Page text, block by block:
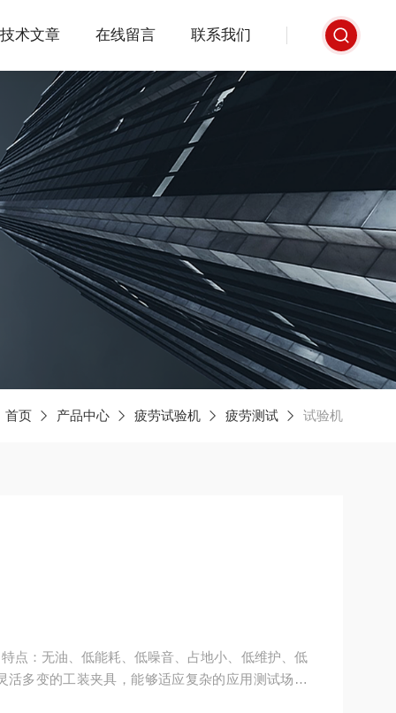
技术文章 在线留言 联系我们
首页 产品中心 疲劳试验机 疲劳测试 试验机
点：无油、低能耗、低噪音、占地小、低维护、低
活多变的工装夹具，能够适应复杂的应用测试场景